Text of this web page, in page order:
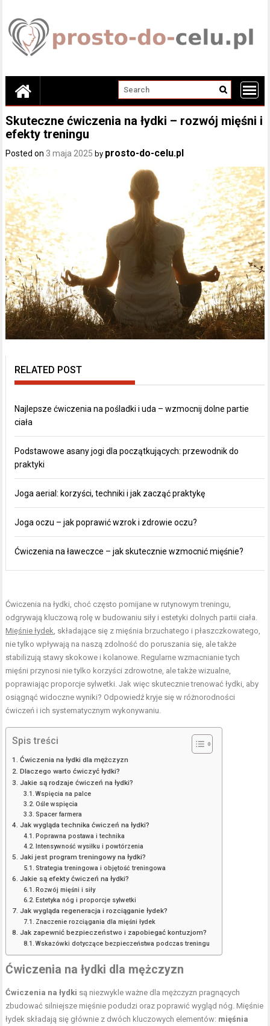
content
Skuteczne ćwiczenia na łydki – rozwój mięśni i
efekty treningu
Posted on 3 maja 2025 by prosto-do-celu.pl
RELATED POST
Najlepsze ćwiczenia na pośladki i uda – wzmocnij dolne partie
ciała
Podstawowe asany jogi dla początkujących: przewodnik do
praktyki
Joga aerial: korzyści, techniki i jak zacząć praktykę
Joga oczu – jak poprawić wzrok i zdrowie oczu?
Ćwiczenia na ławeczce – jak skutecznie wzmocnić mięśnie?
Ćwiczenia na łydki, choć często pomijane w rutynowym treningu,
odgrywają kluczową rolę w budowaniu siły i estetyki dolnych partii ciała.
Mięśnie łydek, składające się z mięśnia brzuchatego i płaszczkowatego,
nie tylko wpływają na naszą zdolność do poruszania się, ale także
stabilizują stawy skokowe i kolanowe. Regularne wzmacnianie tych
mięśni przynosi nie tylko korzyści zdrowotne, ale także wizualne,
poprawiając proporcje sylwetki. Jak więc skutecznie trenować łydki, aby
osiągnąć widoczne wyniki? Odpowiedź kryje się w różnorodności
ćwiczeń i ich systematycznym wykonywaniu.
Spis treści
Ćwiczenia na łydki dla mężczyzn
Dlaczego warto ćwiczyć łydki?
Jakie są rodzaje ćwiczeń na łydki?
Wspięcia na palce
Ośle wspięcia
Spacer farmera
Jak wygląda technika ćwiczeń na łydki?
Poprawna postawa i technika
Intensywność wysiłku i powtórzenia
Jaki jest program treningowy na łydki?
Strategia treningowa i objętość treningowa
Jakie są efekty ćwiczeń na łydki?
Rozwój mięśni i siły
Estetyka nóg i proporcje sylwetki
Jak wygląda regeneracja i rozciąganie łydek?
Znaczenie rozciągania dla mięśni łydek
Jak zapewnić bezpieczeństwo i zapobiegać kontuzjom?
Wskazówki dotyczące bezpieczeństwa podczas treningu
Ćwiczenia na łydki dla mężczyzn
Ćwiczenia na łydki są niezwykle ważne dla mężczyzn pragnących
zbudować silniejsze mięśnie podudzi oraz poprawić wygląd nóg. Mięśnie
łydek składają się głównie z dwóch kluczowych elementów: mięśnia